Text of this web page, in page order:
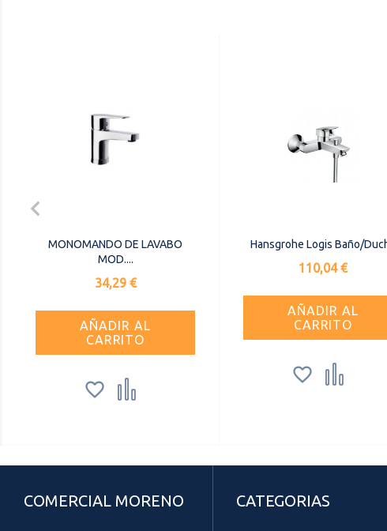

MONOMANDO DE LAVABO
MOD....
Precio
34,29 €
AÑADIR AL
CARRITO
 
Hansgrohe Logis Baño/
Precio
110,04 €
AÑADIR AL
CARRITO
 
COMERCIAL MORENO CATEGORIAS